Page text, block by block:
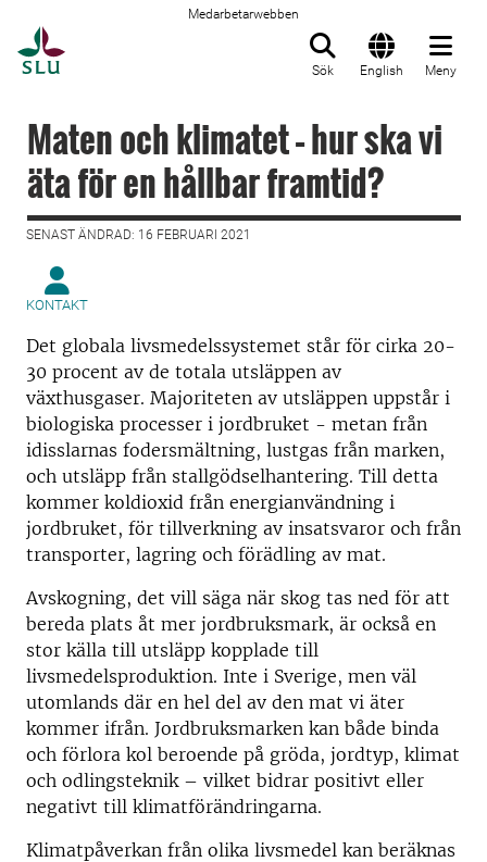
Medarbetarwebben
Sök English Meny
Maten och klimatet – hur ska vi
äta för en hållbar framtid?
SENAST ÄNDRAD: 16 FEBRUARI 2021
KONTAKT
Det globala livsmedelssystemet står för cirka 20-
30 procent av de totala utsläppen av
växthusgaser. Majoriteten av utsläppen uppstår i
biologiska processer i jordbruket - metan från
idisslarnas fodersmältning, lustgas från marken,
och utsläpp från stallgödselhantering. Till detta
kommer koldioxid från energianvändning i
jordbruket, för tillverkning av insatsvaror och från
transporter, lagring och förädling av mat.
Avskogning, det vill säga när skog tas ned för att
bereda plats åt mer jordbruksmark, är också en
stor källa till utsläpp kopplade till
livsmedelsproduktion. Inte i Sverige, men väl
utomlands där en hel del av den mat vi äter
kommer ifrån. Jordbruksmarken kan både binda
och förlora kol beroende på gröda, jordtyp, klimat
och odlingsteknik – vilket bidrar positivt eller
negativt till klimatförändringarna.
Klimatpåverkan från olika livsmedel kan beräknas